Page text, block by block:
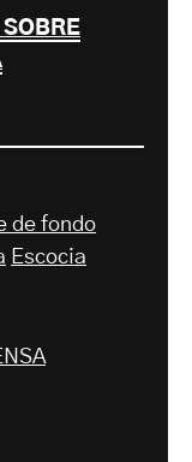
de fondo
Escocia